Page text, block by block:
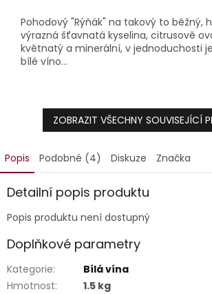
Pohodový "Rýňák" na takový to běžný,
výrazná šťavnatá kyselina, citrusově
květnatý a minerální, v jednoduchosti
bílé víno...
ZOBRAZIT VŠECHNY SOUVISEJÍCÍ
Popis Podobné (4) Diskuze Značka
Detailní popis produktu
Popis produktu není dostupný
Doplňkové parametry
Kategorie:
Bílá vína
Hmotnost:
1.5 kg